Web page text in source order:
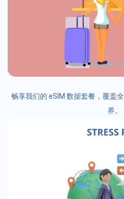
畅享我们的 eSIM 数据套餐，覆盖
界。